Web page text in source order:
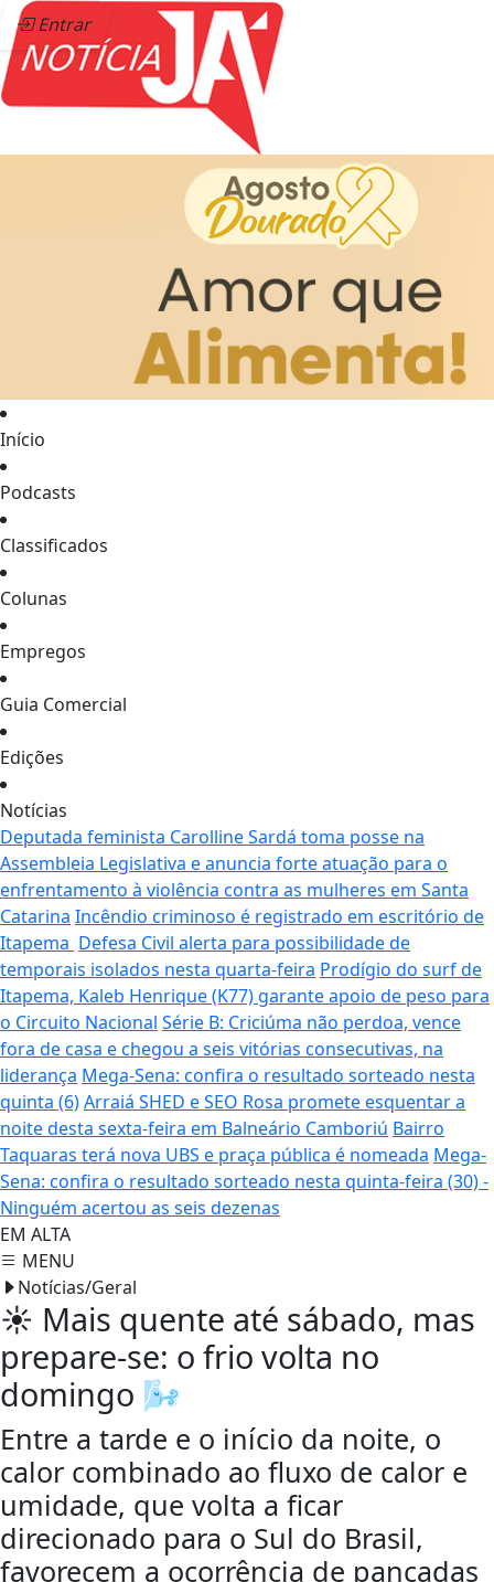
Entrar
Início
Podcasts
Classificados
Colunas
Empregos
Guia Comercial
Edições
Notícias
Deputada feminista Carolline Sardá toma posse na
Assembleia Legislativa e anuncia forte atuação para o
enfrentamento à violência contra as mulheres em Santa
Catarina Incêndio criminoso é registrado em escritório de
Itapema Defesa Civil alerta para possibilidade de
temporais isolados nesta quarta-feira Prodígio do surf de
Itapema, Kaleb Henrique (K77) garante apoio de peso para
o Circuito Nacional Série B: Criciúma não perdoa, vence
fora de casa e chegou a seis vitórias consecutivas, na
liderança Mega-Sena: confira o resultado sorteado nesta
quinta (6)Arraiá SHED e SEO Rosa promete esquentar a
noite desta sexta-feira em Balneário Camboriú Bairro
Taquaras terá nova UBS e praça pública é nomeada Mega-
Sena: confira o resultado sorteado nesta quinta-feira (30) -
Ninguém acertou as seis dezenas
EM ALTA
MENU
Notícias/Geral
☀ Mais quente até sábado, mas
prepare-se: o frio volta no
domingo 🌬
Entre a tarde e o início da noite, o
calor combinado ao fluxo de calor e
umidade, que volta a ficar
direcionado para o Sul do Brasil,
favorecem a ocorrência de pancadas